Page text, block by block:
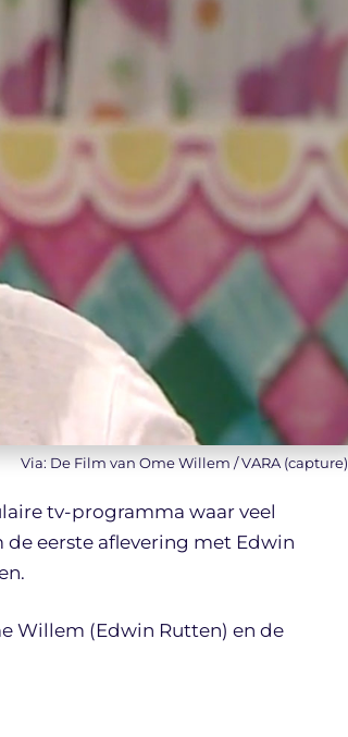
Via: De Film van Ome Willem / VARA (capture)
tv-programma waar veel
eerste aflevering met Edwin
Willem (Edwin Rutten) en de